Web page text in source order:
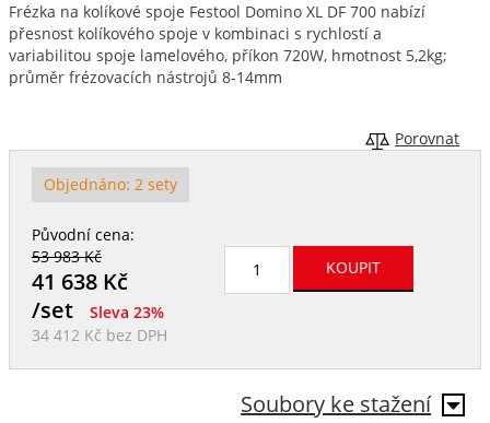
Frézka na kolíkové spoje Festool Domino XL DF 700 nabízí
přesnost kolíkového spoje v kombinaci s rychlostí a
variabilitou spoje lamelového, příkon 720W, hmotnost 5,2kg;
průměr frézovacích nástrojů 8-14mm
Porovnat
Objednáno: 2 sety
Původní cena:
53 983 Kč
41 638Kč
/set
Sleva 23%
34 412 Kč bez DPH
Soubory ke stažení